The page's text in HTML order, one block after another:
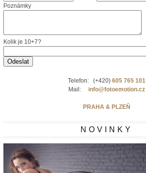
Poznámky
Kolik je 10+7?
Telefon: (+420) 605 765 101
Mail: info@fotoemotion.cz
PRAHA & PLZEŇ
NOVINKY